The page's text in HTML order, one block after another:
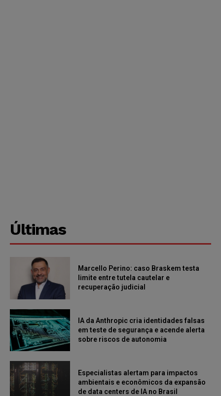
Últimas
Marcello Perino: caso Braskem testa
limite entre tutela cautelar e
recuperação judicial
IA da Anthropic cria identidades falsas
em teste de segurança e acende alerta
sobre riscos de autonomia
Especialistas alertam para impactos
ambientais e econômicos da expansão
de data centers de IA no Brasil